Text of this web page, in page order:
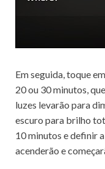
Em seguida, toque em
20 ou 30 minutos,
luzes levarão para
escuro para brilho
10 minutos e definir
acenderão e